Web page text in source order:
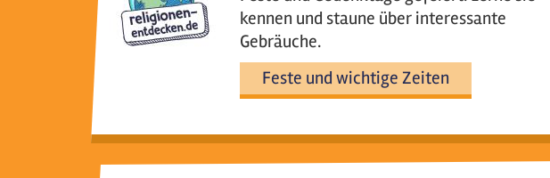
kennen und staune über interessante
Gebräuche.
Feste und wichtige Zeiten